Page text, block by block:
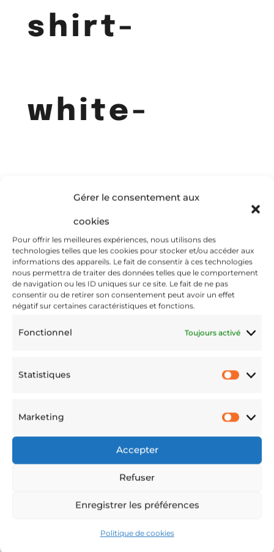
Gérer le consentement aux
cookies
Pour offrir les meilleures expériences, nous utilisons des
technologies telles que les cookies pour stocker et/ou accéder aux
informations des appareils. Le fait de consentir à ces technologies
nous permettra de traiter des données telles que le comportement
de navigation ou les ID uniques sur ce site. Le fait de ne pas
consentir ou de retirer son consentement peut avoir un effet
négatif sur certaines caractéristiques et fonctions.
Fonctionnel Toujours activé
Statistiques
Marketing
Accepter
Refuser
Enregistrer les préférences
Politique de cookies
shirt-
white-
front-
64668ddfd
6059.jpg
Mai 18, 2023